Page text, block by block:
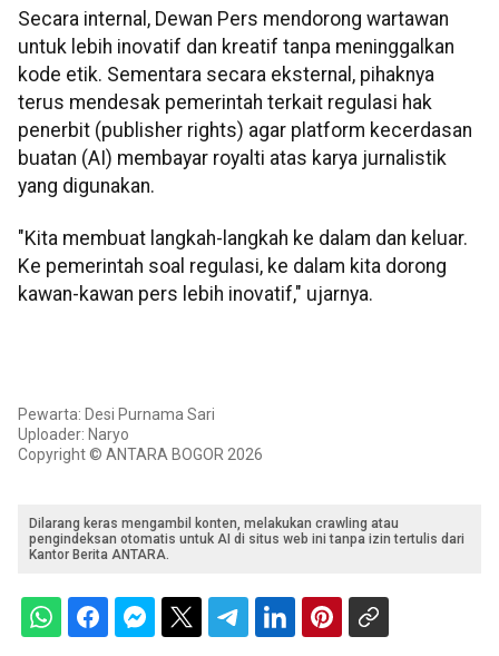
Secara internal, Dewan Pers mendorong wartawan
untuk lebih inovatif dan kreatif tanpa meninggalkan
kode etik. Sementara secara eksternal, pihaknya
terus mendesak pemerintah terkait regulasi hak
penerbit (publisher rights) agar platform kecerdasan
buatan (AI) membayar royalti atas karya jurnalistik
yang digunakan.
"Kita membuat langkah-langkah ke dalam dan keluar.
Ke pemerintah soal regulasi, ke dalam kita dorong
kawan-kawan pers lebih inovatif," ujarnya.
Pewarta: Desi Purnama Sari
Uploader: Naryo
Copyright © ANTARA BOGOR 2026
Dilarang keras mengambil konten, melakukan crawling atau
pengindeksan otomatis untuk AI di situs web ini tanpa izin tertulis dari
Kantor Berita ANTARA.